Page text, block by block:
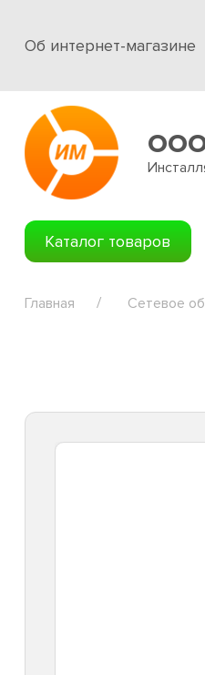
Об интернет-магазине
Каталог товаров
Главная Сетевое